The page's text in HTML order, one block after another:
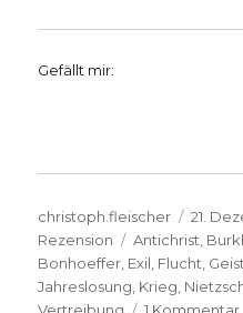
Gefällt mir:
Autor
christoph.fleischer
am
21.
Rezension
Schlagwörter
Antichrist
Bonhoeffer Exil Flucht Geist
Jahreslosung Krieg
Vertreibung
1 Kommentar